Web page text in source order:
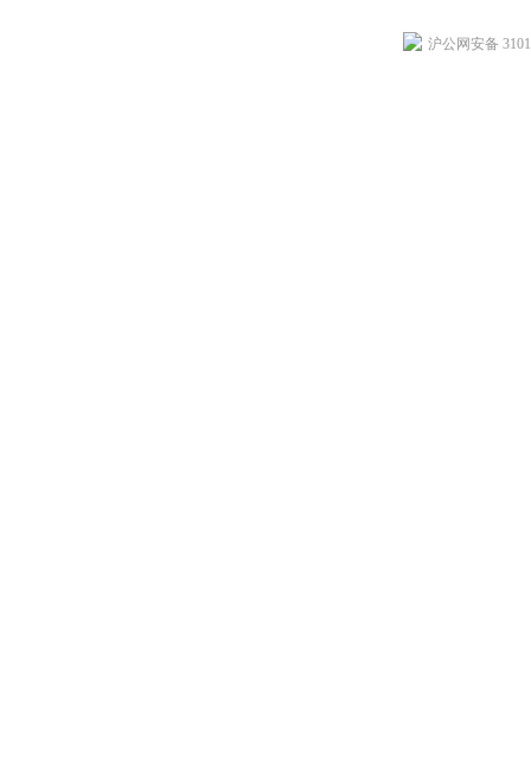
沪公网安备